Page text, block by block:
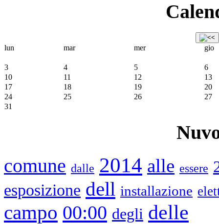
lun
mar mer gio
3 4 5
6
10
11 12
13
17
18 19
20
24
25 26
27
31
comune dalle 2014 alle essere
esposizione dell installazione
campo 00:00 degli delle